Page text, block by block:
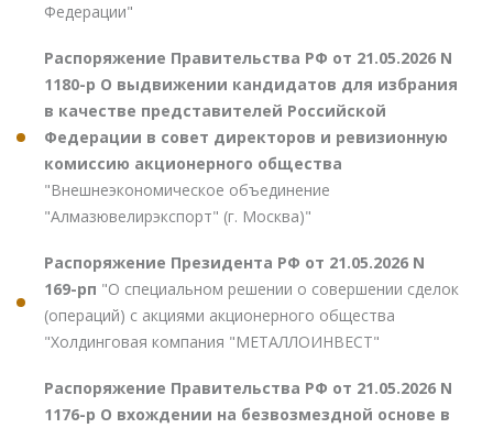
Федерации"
Распоряжение Правительства РФ от 21.05.2026 N
1180-р О выдвижении кандидатов для избрания
в качестве представителей Российской
Федерации в совет директоров и ревизионную
комиссию акционерного общества
"Внешнеэкономическое объединение
"Алмазювелирэкспорт" (г. Москва)"
Распоряжение Президента РФ от 21.05.2026 N
169-рп "О специальном решении о совершении сделок
(операций) с акциями акционерного общества
"Холдинговая компания "МЕТАЛЛОИНВЕСТ"
Распоряжение Правительства РФ от 21.05.2026 N
1176-р О вхождении на безвозмездной основе в